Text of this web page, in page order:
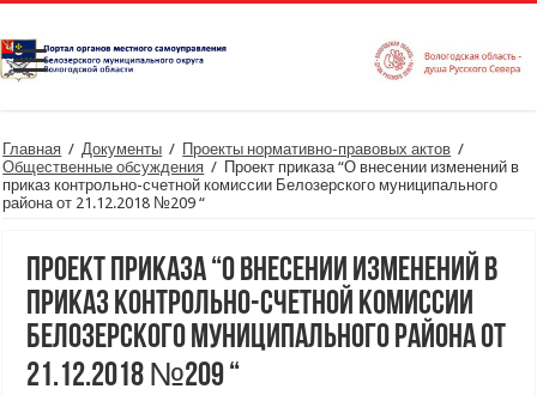
Главная / Документы / Проекты нормативно-правовых актов /
Общественные обсуждения / Проект приказа “О внесении изменений в
приказ контрольно-счетной комиссии Белозерского муниципального
района от 21.12.2018 №209 “
Проект приказа “О внесении изменений в
приказ контрольно-счетной комиссии
Белозерского муниципального района от
21.12.2018 №209 “